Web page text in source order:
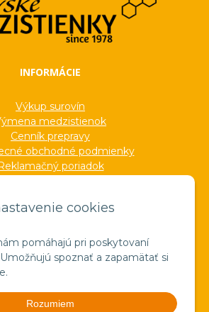
cookies
pomáhajú pri poskytovaní
spoznať a zapamätať si
Rozumiem
INFORMÁCIE
Výkup surovín
medzistienok
Cenník prepravy
obchodné podmienky
poriadok
Formuláre
Ocenenia
Veľkoobchod
Verejné obstarávanie
o medzistienkach a vosku